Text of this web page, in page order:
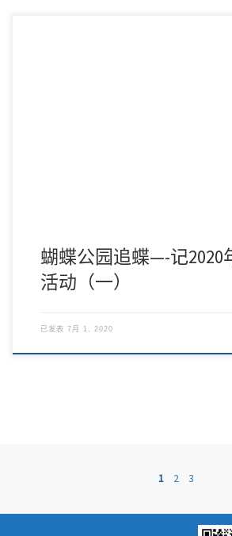
蝴蝶公园追蝶—-记2020
活动（一）
已发表 7月 1, 2020
1 2 3